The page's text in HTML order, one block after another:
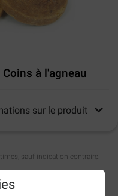
à l'agneau
sur le produit
sauf indication contraire.